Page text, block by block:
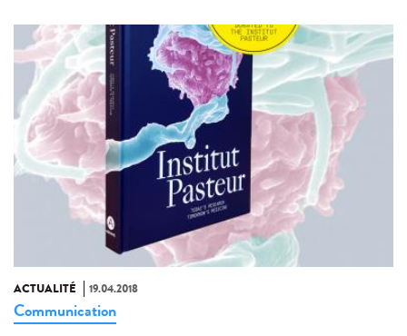
ACTUALITÉ 19.04.2018
Communication